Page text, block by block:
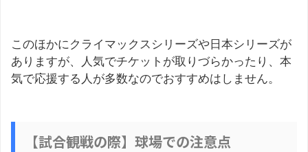
このほかにクライマックスシリーズや日本シリーズが
ありますが、人気でチケットが取りづらかったり、本
気で応援する人が多数なのでおすすめはしません。
【試合観戦の際】球場での注意点